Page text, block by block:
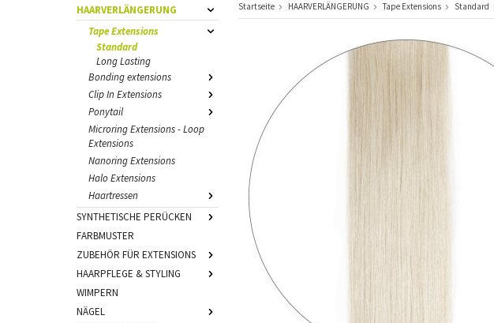
HAARVERLÄNGERUNG
Tape Extensions
Standard
Long Lasting
Bonding extensions
Clip In Extensions
Ponytail
Microring Extensions - Loop
Extensions
Nanoring Extensions
Halo Extensions
Haartressen
SYNTHETISCHE PERÜCKEN
FARBMUSTER
ZUBEHÖR FÜR EXTENSIONS
HAARPFLEGE & STYLING
WIMPERN
NÄGEL
Startseite HAARVERLÄNGERUNG Tape Extensions Standard